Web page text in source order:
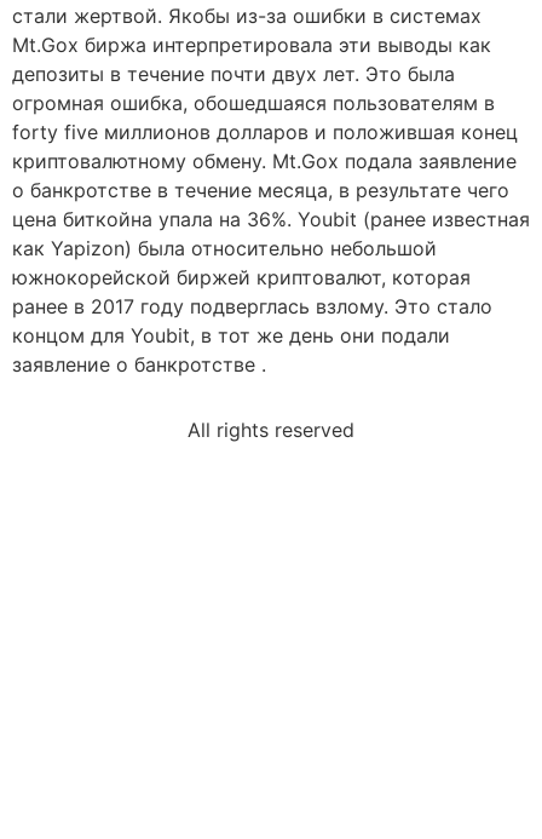
стали жертвой. Якобы из-за ошибки в системах
Mt.Gox биржа интерпретировала эти выводы как
депозиты в течение почти двух лет. Это была
огромная ошибка, обошедшаяся пользователям в
forty five миллионов долларов и положившая конец
криптовалютному обмену. Mt.Gox подала заявление
о банкротстве в течение месяца, в результате чего
цена биткойна упала на 36%. Youbit (ранее известная
как Yapizon) была относительно небольшой
южнокорейской биржей криптовалют, которая
ранее в 2017 году подверглась взлому. Это стало
концом для Youbit, в тот же день они подали
заявление о банкротстве .
All rights reserved